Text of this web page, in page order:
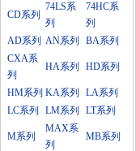
CD系列
74LS系
列
74HC系
列
AD系列
AN系列
BA系列
CXA系
列
HA系列 HD系列
HM系列 KA系列
LA系列
LC系列
LM系列 LT系列
M系列
MAX系
列
MB系列